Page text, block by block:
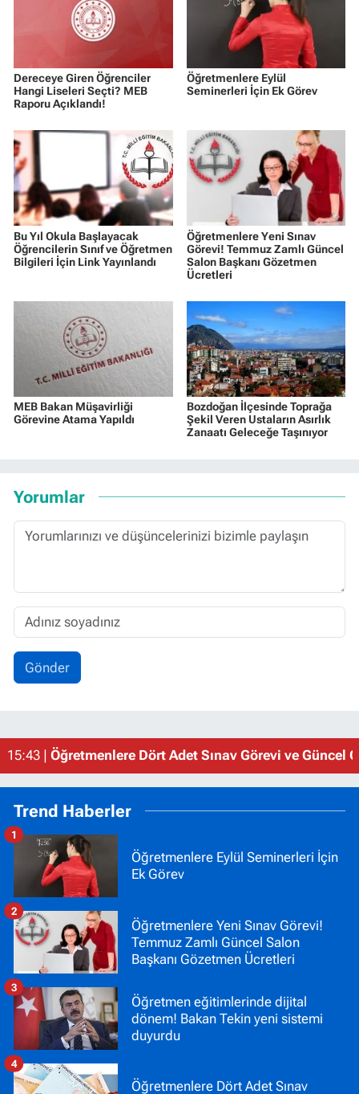
Dereceye Giren Öğrenciler
Hangi Liseleri Seçti? MEB
Raporu Açıklandı!
Öğretmenlere Eylül
Seminerleri İçin Ek Görev
Bu Yıl Okula Başlayacak
Öğrencilerin Sınıf ve Öğretmen
Bilgileri İçin Link Yayınlandı
Öğretmenlere Yeni Sınav
Görevi! Temmuz Zamlı Güncel
Salon Başkanı Gözetmen
Ücretleri
MEB Bakan Müşavirliği
Görevine Atama Yapıldı
Bozdoğan İlçesinde Toprağa
Şekil Veren Ustaların Asırlık
Zanaatı Geleceğe Taşınıyor
Yorumlar
Gönder
15:43 | Öğretmenlere Dört Adet Sınav Görevi ve Güncel
Trend Haberler
Öğretmenlere Eylül Seminerleri İçin
Ek Görev
1
Öğretmenlere Yeni Sınav Görevi!
Temmuz Zamlı Güncel Salon
Başkanı Gözetmen Ücretleri
2
Öğretmen eğitimlerinde dijital
dönem! Bakan Tekin yeni sistemi
duyurdu
3
Öğretmenlere Dört Adet Sınav
4